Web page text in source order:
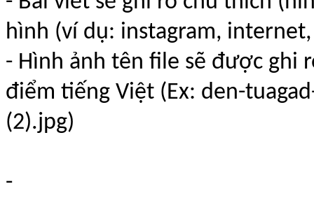
hình (ví dụ: instagram,
- Hình ảnh tên file sẽ được ghi
điểm tiếng Việt (Ex: den-
(2).jpg)
-